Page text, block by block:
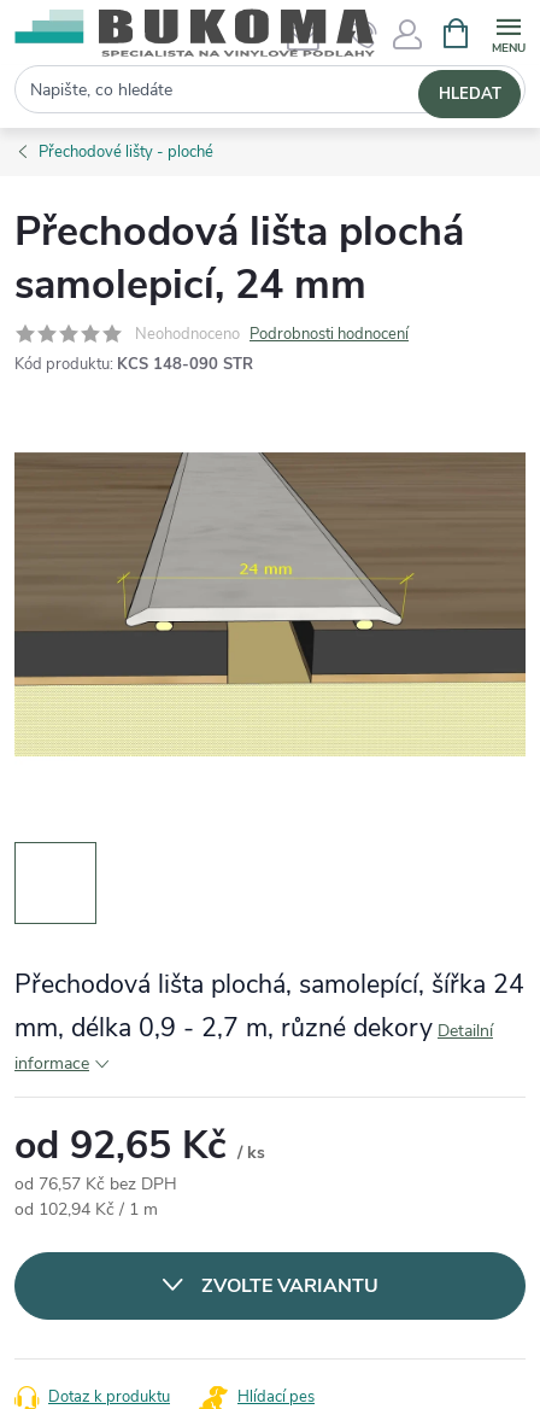
Hledat HLEDAT
Přechodové lišty - ploché
Přechodová lišta plochá
samolepicí, 24 mm
Neohodnoceno Podrobnosti hodnocení
Kód produktu: KCS 148-090 STR
Přechodová lišta plochá, samolepící, šířka 24
mm, délka 0,9 - 2,7 m, různé dekory Detailní
informace
od 92,65 Kč / ks
od 76,57 Kč bez DPH
Měrná cena:
od 102,94 Kč / 1 m
ZVOLTE VARIANTU
Dotaz k produktu Hlídací pes